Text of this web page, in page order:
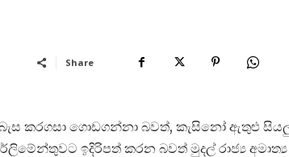
Share
කරගසා ගොඩගන්නා බවත්, කැසිනෝ ඇතුළු
ඉදිරිපත් කරන බවත් මුදල් රාජ්‍ය අමාත්‍ය